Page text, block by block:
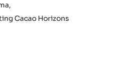
Cacao Horizons